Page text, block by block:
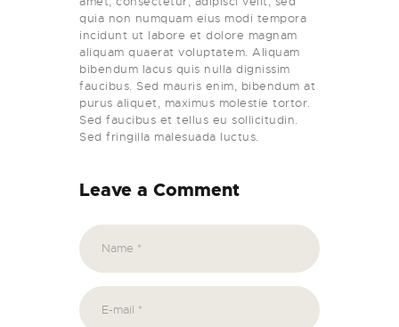
quia non numquam eius modi tempora
incidunt ut labore et dolore magnam
aliquam quaerat voluptatem. Aliquam
bibendum lacus quis nulla dignissim
faucibus. Sed mauris enim, bibendum at
purus aliquet, maximus molestie tortor.
Sed faucibus et tellus eu sollicitudin.
Sed fringilla malesuada luctus.
Leave a Comment